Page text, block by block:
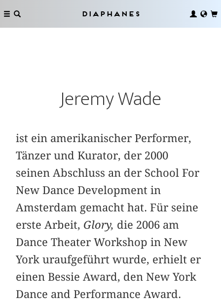
Diaphanes
Jeremy Wade
ist ein amerikanischer Performer,
Tänzer und Kurator, der 2000
seinen Abschluss an der School For
New Dance Development in
Amsterdam gemacht hat. Für seine
erste Arbeit, Glory, die 2006 am
Dance Theater Workshop in New
York uraufgeführt wurde, erhielt er
einen Bessie Award, den New York
Dance and Performance Award.